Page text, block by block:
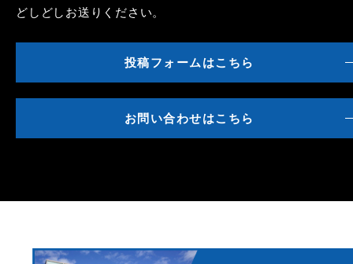
どしどしお送りください。
投稿フォームはこちら
お問い合わせはこちら